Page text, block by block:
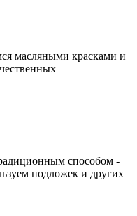
масляными красками и
способом -
подложек и других